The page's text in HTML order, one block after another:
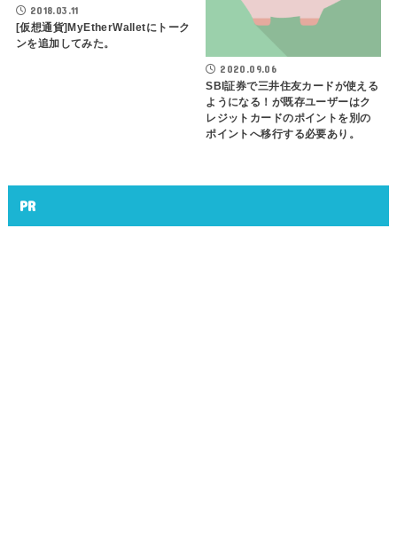
2018.03.11
[仮想通貨]MyEtherWalletにトーク
ンを追加してみた。
2020.09.06
SBI証券で三井住友カードが使える
ようになる！が既存ユーザーはク
レジットカードのポイントを別の
ポイントへ移行する必要あり。
PR